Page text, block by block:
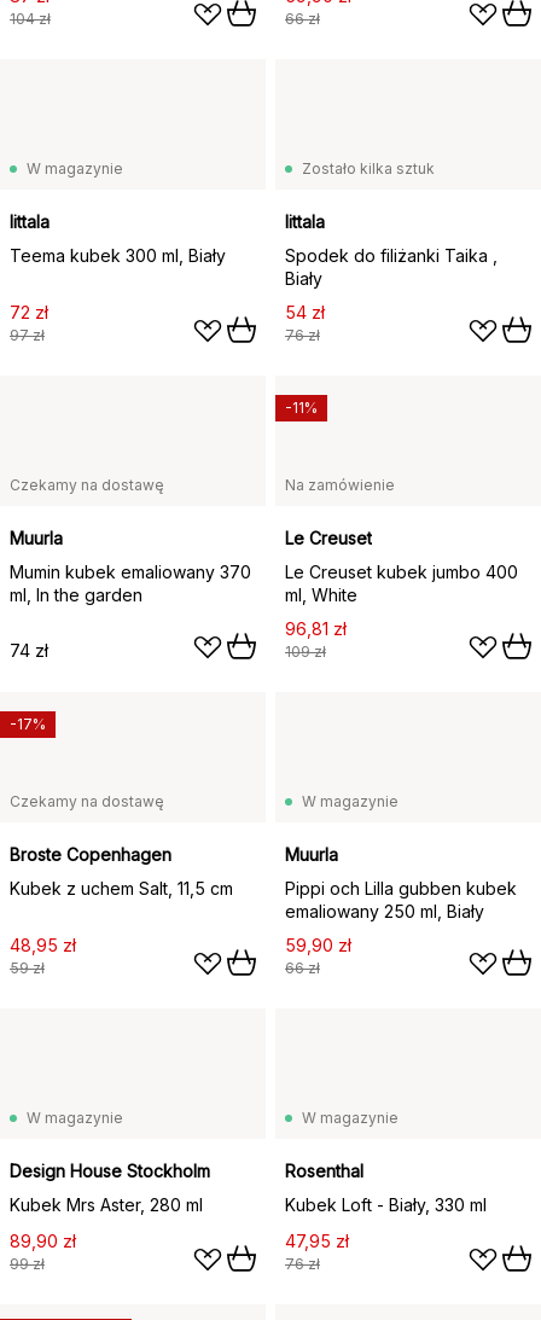
104 zł 66 zł
W magazynie
Iittala
Teema kubek 300 ml, Biały
72 zł
97 zł
Zostało kilka sztuk
Iittala
Spodek do filiżanki Taika ,
Biały
54 zł
76 zł
Czekamy na dostawę
Muurla
Mumin kubek emaliowany 370
ml, In the garden
74 zł
Na zamówienie
Le Creuset
Le Creuset kubek jumbo 400
ml, White
96,81 zł
109 zł
-11%
Czekamy na dostawę
Broste Copenhagen
Kubek z uchem Salt, 11,5 cm
48,95 zł
59 zł
-17%
W magazynie
Muurla
Pippi och Lilla gubben kubek
emaliowany 250 ml, Biały
59,90 zł
66 zł
W magazynie
Design House Stockholm
Kubek Mrs Aster, 280 ml
89,90 zł
99 zł
W magazynie
Rosenthal
Kubek Loft - Biały, 330 ml
47,95 zł
76 zł